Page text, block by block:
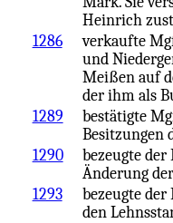
Heinrich
1286
verkaufte
und
Meißen auf
der ihm als
1289
bestätigte
Besitzungen
1290
bezeugte der
Änderung
1293
bezeugte
den